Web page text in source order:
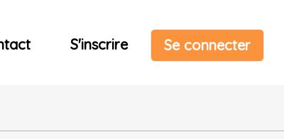
S'inscrire Se connecter